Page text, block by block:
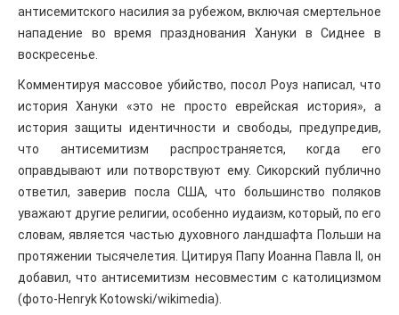
антисемитского насилия за рубежом, включая смертельное
нападение во время празднования Хануки в Сиднее в
воскресенье.
Комментируя массовое убийство, посол Роуз написал, что
история Хануки «это не просто еврейская история», а
история защиты идентичности и свободы, предупредив,
что антисемитизм распространяется, когда его
оправдывают или потворствуют ему. Сикорский публично
ответил, заверив посла США, что большинство поляков
уважают другие религии, особенно иудаизм, который, по его
словам, является частью духовного ландшафта Польши на
протяжении тысячелетия. Цитируя Папу Иоанна Павла II, он
добавил, что антисемитизм несовместим с католицизмом
(фото-Henryk Kotowski/wikimedia).